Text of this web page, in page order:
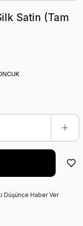
Satin (Tam
Düşünce Haber Ver